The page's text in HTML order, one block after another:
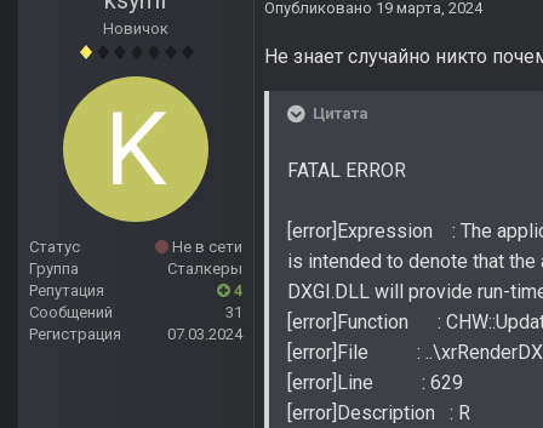
Новичок
Статус
Не в сети
Группа
Сталкеры
Репутация
4
Сообщений
31
Регистрация
07.03.2024
Опубликовано 19 марта, 2024
Не знает случайно никто
Цитата
FATAL ERROR
[error]Expression : The
is intended to denote that
DXGI.DLL will provide run-
[error]Function :
[error]File :
[error]Line : 629
[error]Description : R